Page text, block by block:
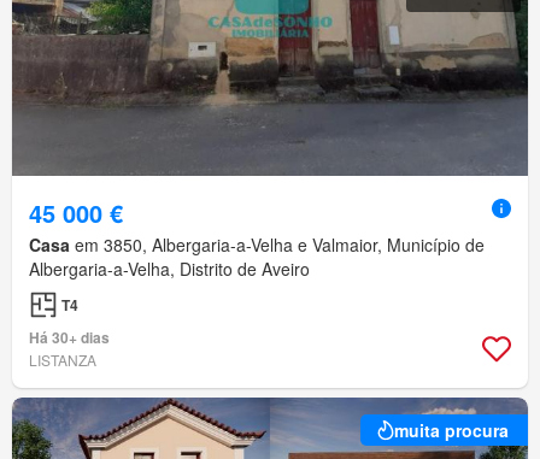
45 000 €
Casa em 3850, Albergaria-a-Velha e Valmaior, Município de
Albergaria-a-Velha, Distrito de Aveiro
T4
Há 30+ dias
LISTANZA
muita procura